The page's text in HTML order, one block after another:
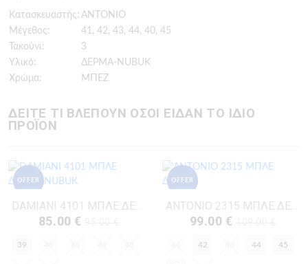
Κατασκευαστής: ANTONIO
Μέγεθος:
41, 42, 43, 44, 40, 45
Τακούνι:
3
Υλικό:
ΔΕΡΜΑ-NUBUK
Χρώμα:
ΜΠΕΖ
ΔΕΙΤΕ ΤΙ ΒΛΕΠΟΥΝ ΟΣΟΙ ΕΙΔΑΝ ΤΟ ΙΔΙΟ
ΠΡΟΪΟΝ
OFFER
DAMIANI 4101 ΜΠΛΕ ΔΕΡΜΑ-NUBUK
85.00 €
39
OFFER
ANTONIO 2315 ΜΠΛΕ ΔΕΡΜΑ
99.00 €
42 44 45